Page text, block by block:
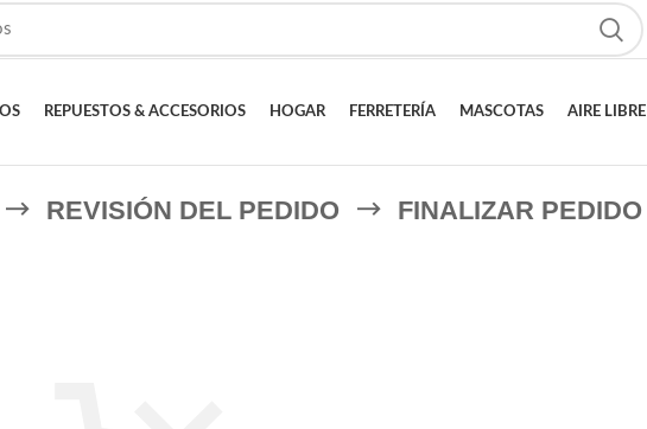
REPUESTOS & ACCESORIOS HOGAR FERRETERÍA MASCOTAS AIRE LIBRE
REVISIÓN DEL PEDIDO FINALIZAR PEDIDO